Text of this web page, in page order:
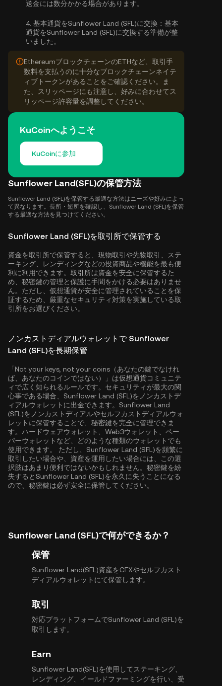
送金には数分かかる場合があります。
4. 基本通貨をSunflower Land (SFL)に交換： 基本
通貨をSunflower Land (SFL)に交換する準備が整
いました。
EthereumブロックチェーンのETHなど、取引手
数料を支払うのに十分なブロックチェーンネイテ
ィブトークンがあることをご確認ください。ま
た、スリッページにも注意し、好みに合わせてス
リッページ許容量を調整してください。
KuCoinへようこそ
KuCoinに参加
Sunflower Land(SFL)の保管方法
Sunflower Land (SFL)を保管する最適な方法はニーズや好みによっ
て異なります。長所・短所を確認し、Sunflower Land (SFL)を保管
する最適な方法を見つけてください。
Sunflower Land (SFL)を取引所で保管する
資金を取引所で保管すると、現物取引や先物取引、ステ
ーキング、レンディングなどの投資商品や機能を最も便
利に利用できます。取引所は資金を安全に保管するた
め、秘密鍵の管理と保護に手間をかける必要はありませ
ん。ただし、仮想通貨が安全に管理されていることを保
証するため、厳重なセキュリティ対策を実施している取
引所をお選びください。
ノンカストディアルウォレットで Sunflower
Land (SFL)を長期保管
「Not your keys, not your coins（あなたの鍵でなけれ
ば、あなたのコインではない）」は仮想通貨コミュニテ
ィで広く知られるルールです。セキュリティが最大の関
心事である場合、Sunflower Land (SFL)をノンカストデ
ィアルウォレットに出金できます。Sunflower Land
(SFL)をノンカストディアルやセルフカストディアルウォ
レットに保管することで、秘密鍵を完全に管理できま
す。ハードウェアウォレット、Web3ウォレット、ペー
パーウォレットなど、どのような種類のウォレットでも
使用できます。 ただし、Sunflower Land (SFL)を頻繁に
取引したい場合や、資産を運用したい場合には、この選
択肢はあまり便利ではないかもしれません。秘密鍵を紛
失するとSunflower Land (SFL)を永久に失うことになる
ので、秘密鍵は必ず安全に保管してください。
Sunflower Land (SFL)で何ができるか？
保管
Sunflower Land(SFL)資産をCEXやセルフカスト
ディアルウォレットにて保管します。
取引
対応プラットフォームでSunflower Land (SFL)を
取引します。
Earn
Sunflower Land(SFL)を使用してステーキング、
レンディング、イールドファーミングを行い、受